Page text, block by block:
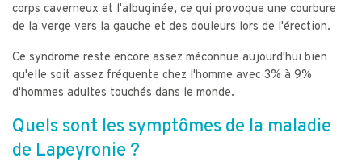
corps caverneux et l'albuginée, ce qui provoque une courbure
de la verge vers la gauche et des douleurs lors de l'érection.
Ce syndrome reste encore assez méconnue aujourd'hui bien
qu'elle soit assez fréquente chez l'homme avec 3% à 9%
d'hommes adultes touchés dans le monde.
Quels sont les symptômes de la maladie
de Lapeyronie ?